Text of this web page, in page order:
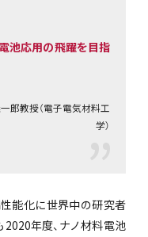
池応用の飛躍を目指
教授（電子電気材料工
学）
性能化に世界中の研究者
年度、ナノ材料電池